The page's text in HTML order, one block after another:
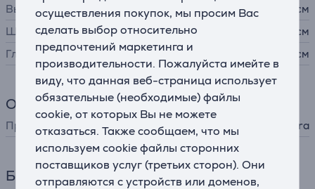
осуществления покупок, мы просим Вас
сделать выбор относительно
предпочтений маркетинга и
производительности. Пожалуйста имейте в
виду, что данная веб-страница использует
обязательные (необходимые) файлы
cookie, от которых Вы не можете
отказаться. Также сообщаем, что мы
используем cookie файлы сторонних
поставщиков услуг (третьих сторон). Они
отправляются с устройств или доменов,
Высота
3,6 см
Ширина
3,6 см
Глубина
0,9 см
Общий параметр
Производитель Aqara
Батарея